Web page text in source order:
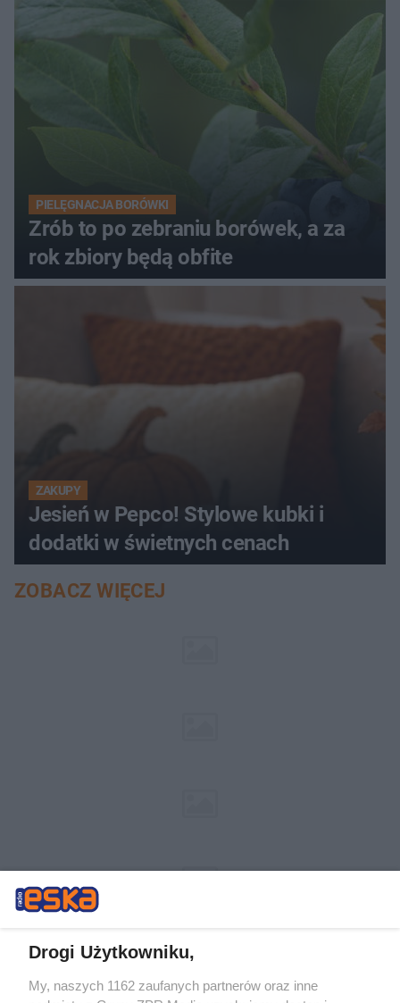
PIELĘGNACJA BORÓWKI
Zrób to po zebraniu borówek, a za
rok zbiory będą obfite
ZAKUPY
Jesień w Pepco! Stylowe kubki i
dodatki w świetnych cenach
ZOBACZ WIĘCEJ
Drogi Użytkowniku,
My, naszych 1162 zaufanych partnerów oraz inne